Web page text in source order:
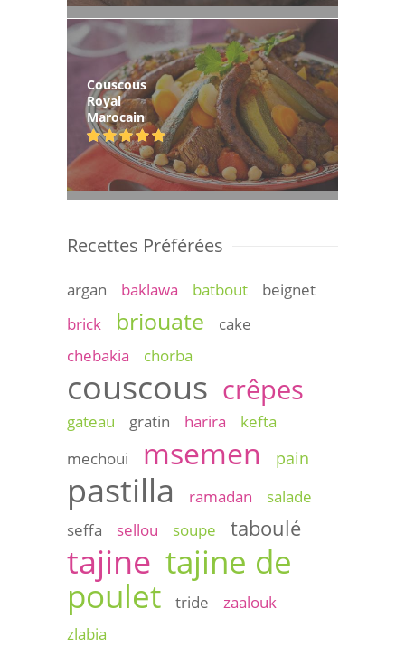
Couscous
Royal
Marocain
Recettes Préférées
argan baklawa batbout
beignet
brick
briouate
cake
chebakia
chorba
couscous crêpes
gateau gratin harira
kefta
mechoui
msemen pain
pastilla ramadan
salade
seffa
sellou soupe taboulé
tajine tajine de
poulet
tride
zaalouk
zlabia